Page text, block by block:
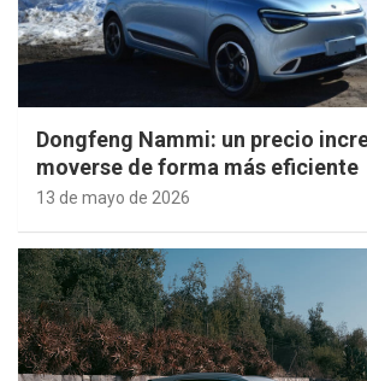
Dongfeng Nammi: un precio
moverse de forma más eficiente
13 de mayo de 2026